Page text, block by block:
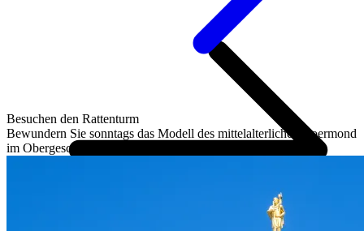
Besuchen den Rattenturm
Bewundern Sie sonntags das Modell des mittelalterlichen Roermond
im Obergeschoss des Rattenturms; der Eintritt ist...